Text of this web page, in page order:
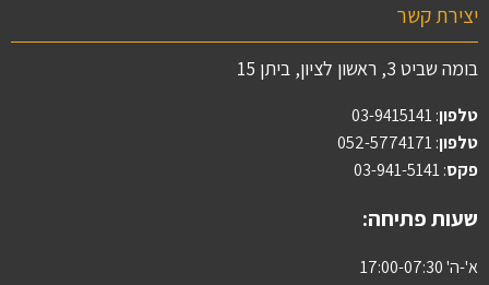
יצירת קשר
בומה שביט 3, ראשון לציון, ביתן 15
טלפון:
03-9415141
טלפון: 052-5774171
פקס: 03-941-5141
שעות פתיחה:
א'-ה' 17:00-07:30